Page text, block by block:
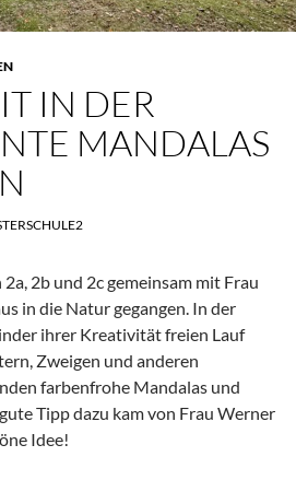
IN DER
MANDALAS
2b und 2c gemeinsam mit Frau
in die Natur gegangen. In der
ihrer Kreativität freien Lauf
Zweigen und anderen
farbenfrohe Mandalas und
Tipp dazu kam von Frau Werner
Idee!